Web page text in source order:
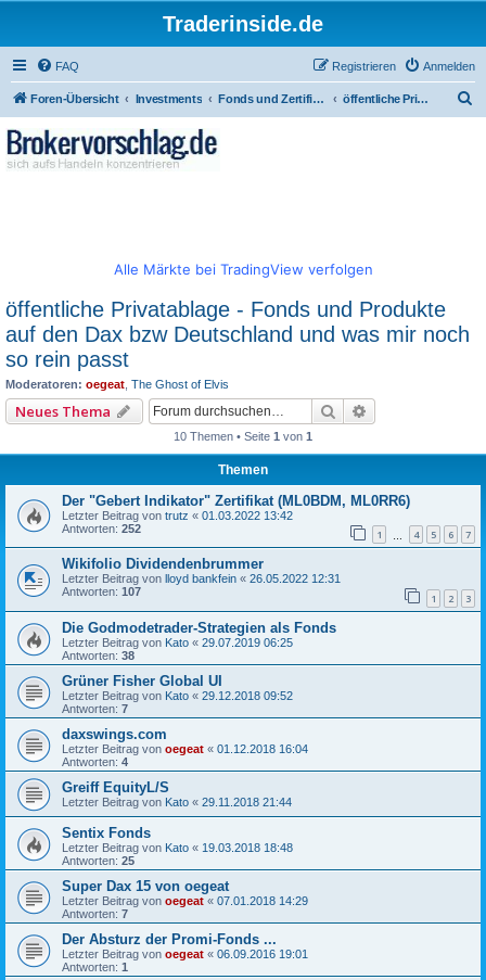
Traderinside.de
FAQ Anmelden
Registrieren
Foren-Übersicht Investments Fonds und Zertifikate öffentliche Privatablage - Fonds und Produkte auf den Dax bzw Deutschland und was mir noch so rein passt
Alle Märkte bei TradingView verfolgen
öffentliche Privatablage - Fonds und Produkte
auf den Dax bzw Deutschland und was mir noch
so rein passt
Moderatoren: oegeat The Ghost of Elvis
Neues Thema Suche
10 Themen • Seite 1 von 1
Themen
Der "Gebert Indikator" Zertifikat (ML0BDM, ML0RR6)
Letzter Beitrag von trutz « 01.03.2022 13:42
Antworten: 252 1 4 5 6 7
Wikifolio Dividendenbrummer
Letzter Beitrag von lloyd bankfein « 26.05.2022 12:31
Antworten: 107 1 2 3
Die Godmodetrader-Strategien als Fonds
Letzter Beitrag von Kato « 29.07.2019 06:25
Antworten: 38
Grüner Fisher Global UI
Letzter Beitrag von Kato « 29.12.2018 09:52
Antworten: 7
daxswings.com
Letzter Beitrag von oegeat « 01.12.2018 16:04
Antworten: 4
Greiff EquityL/S
Letzter Beitrag von Kato « 29.11.2018 21:44
Sentix Fonds
Letzter Beitrag von Kato « 19.03.2018 18:48
Antworten: 25
Super Dax 15 von oegeat
Letzter Beitrag von oegeat « 07.01.2018 14:29
Antworten: 7
Der Absturz der Promi-Fonds ...
Letzter Beitrag von oegeat « 06.09.2016 19:01
Antworten: 1